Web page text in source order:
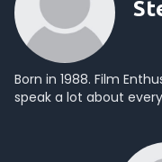
Born in 1988. Film
speak a lot about